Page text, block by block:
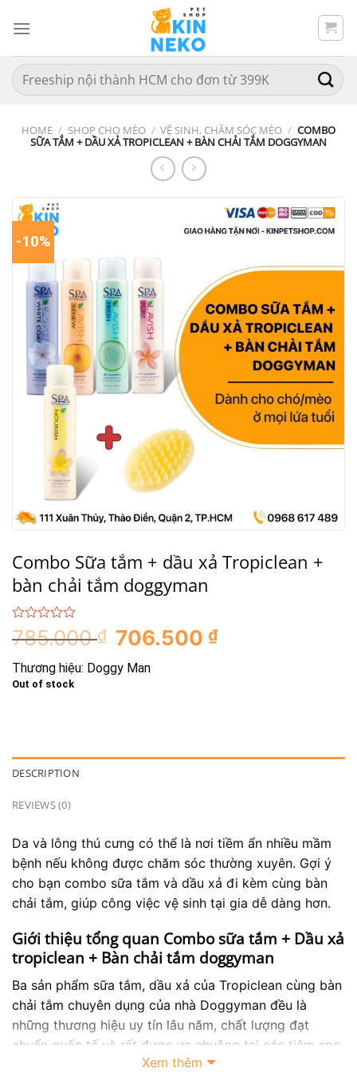
đến
dung
Search
for:
HOME / SHOP CHO MÈO / VỆ SINH, CHĂM SÓC MÈO / COMBO
SỮA TẮM + DẦU XẢ TROPICLEAN + BÀN CHẢI TẮM DOGGYMAN
-10%
Combo Sữa tắm + dầu xả Tropiclean +
bàn chải tắm doggyman
0
out
785.000₫ 706.500 ₫
Thương hiệu: Doggy Man
Out of stock
DESCRIPTION
REVIEWS (0)
Da và lông thú cưng có thể là nơi tiềm ẩn nhiều mầm
bệnh nếu không được chăm sóc thường xuyên. Gợi ý
cho bạn combo sữa tắm và dầu xả đi kèm cùng bàn
chải tắm, giúp công việc vệ sinh tại gia dễ dàng hơn.
Giới thiệu tổng quan Combo sữa tắm + Dầu xả
tropiclean + Bàn chải tắm doggyman
Ba sản phẩm sữa tắm, dầu xả của Tropiclean cùng bàn
chải tắm chuyên dụng của nhà Doggyman đều là
những thương hiệu uy tín lâu năm, chất lượng đạt
chuẩn quốc tế và rất được ưa chuộng tại các tiệm spa
cho thú cưng chuyên dùng.
Xem thêm